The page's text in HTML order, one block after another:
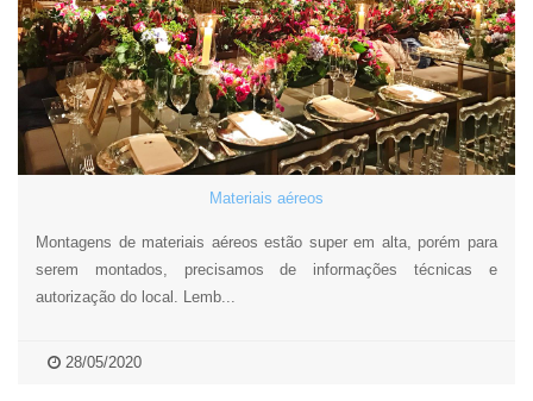
Materiais aéreos
Montagens de materiais aéreos estão super em alta, porém para
serem montados, precisamos de informações técnicas e
autorização do local. Lemb...
28/05/2020